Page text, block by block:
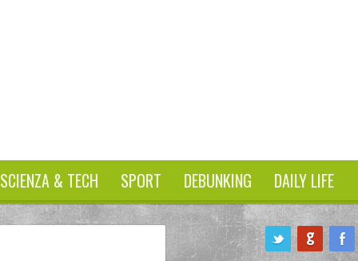
SCIENZA & TECH SPORT DEBUNKING DAILY LIFE